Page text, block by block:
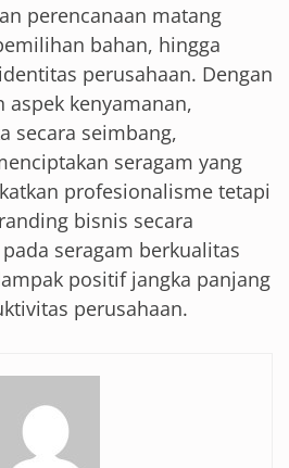
perencanaan matang
bahan, hingga
perusahaan. Dengan
kenyamanan,
secara seimbang,
seragam yang
profesionalisme tetapi
bisnis secara
seragam berkualitas
positif jangka panjang
perusahaan.